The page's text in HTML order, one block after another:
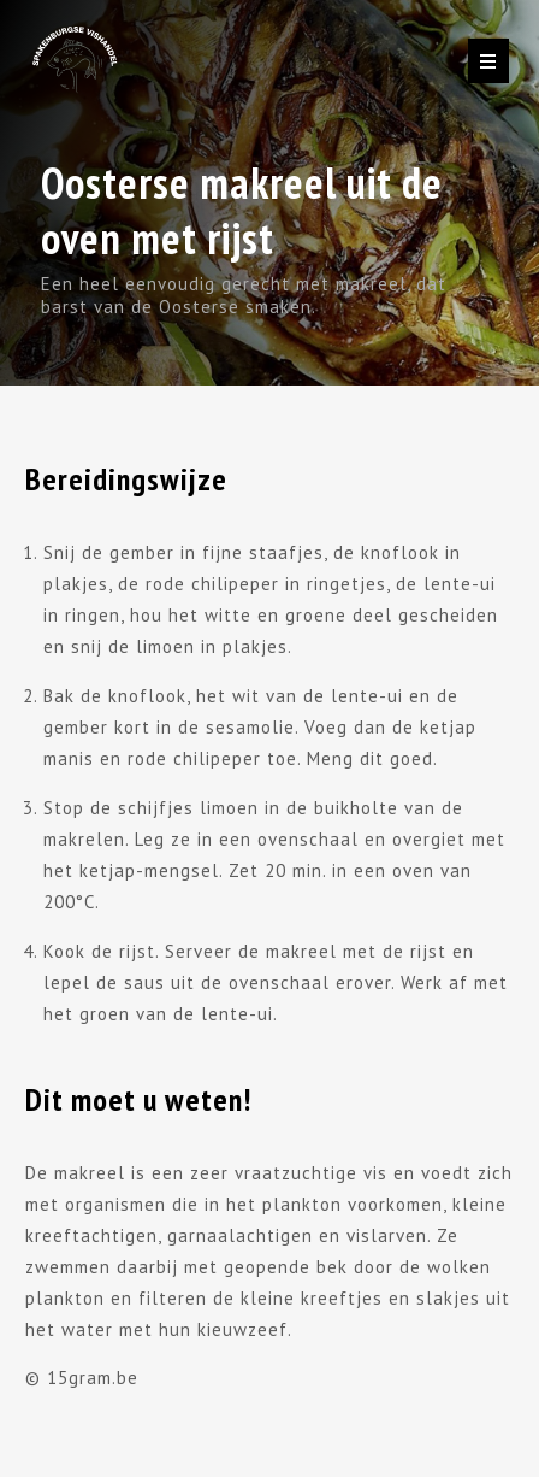
Oosterse makreel uit de
oven met rijst
Een heel eenvoudig gerecht met makreel, dat
barst van de Oosterse smaken.
Bereidingswijze
Snij de gember in fijne staafjes, de knoflook in
plakjes, de rode chilipeper in ringetjes, de lente-ui
in ringen, hou het witte en groene deel gescheiden
en snij de limoen in plakjes.
Bak de knoflook, het wit van de lente-ui en de
gember kort in de sesamolie. Voeg dan de ketjap
manis en rode chilipeper toe. Meng dit goed.
Stop de schijfjes limoen in de buikholte van de
makrelen. Leg ze in een ovenschaal en overgiet met
het ketjap-mengsel. Zet 20 min. in een oven van
200°C.
Kook de rijst. Serveer de makreel met de rijst en
lepel de saus uit de ovenschaal erover. Werk af met
het groen van de lente-ui.
Dit moet u weten!
De makreel is een zeer vraatzuchtige vis en voedt zich
met organismen die in het plankton voorkomen, kleine
kreeftachtigen, garnaalachtigen en vislarven. Ze
zwemmen daarbij met geopende bek door de wolken
plankton en filteren de kleine kreeftjes en slakjes uit
het water met hun kieuwzeef.
© 15gram.be